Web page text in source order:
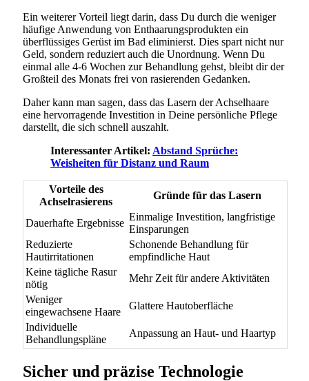
Ein weiterer Vorteil liegt darin, dass Du durch die weniger
häufige Anwendung von Enthaarungsprodukten ein
überflüssiges Gerüst im Bad eliminierst. Dies spart nicht nur
Geld, sondern reduziert auch die Unordnung. Wenn Du
einmal alle 4-6 Wochen zur Behandlung gehst, bleibt dir der
Großteil des Monats frei von rasierenden Gedanken.
Daher kann man sagen, dass das Lasern der Achselhaare
eine hervorragende Investition in Deine persönliche Pflege
darstellt, die sich schnell auszahlt.
Interessanter Artikel: Abstand Sprüche:
Weisheiten für Distanz und Raum
Vorteile des
Achselrasierens
Gründe für das Lasern
Dauerhafte Ergebnisse
Einmalige Investition, langfristige
Einsparungen
Reduzierte
Hautirritationen
Schonende Behandlung für
empfindliche Haut
Keine tägliche Rasur
nötig
Mehr Zeit für andere Aktivitäten
Weniger
eingewachsene Haare
Glattere Hautoberfläche
Individuelle
Behandlungspläne
Anpassung an Haut- und Haartyp
Sicher und präzise Technologie